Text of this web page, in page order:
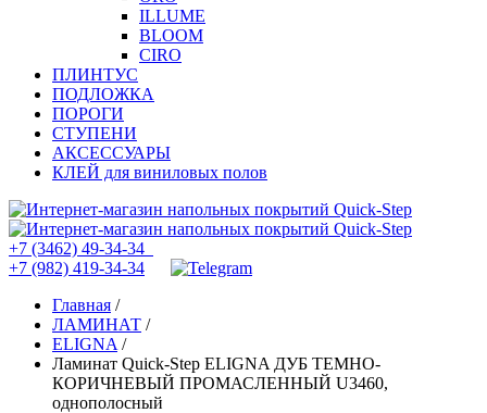
ILLUME
BLOOM
CIRO
ПЛИНТУС
ПОДЛОЖКА
ПОРОГИ
СТУПЕНИ
АКСЕССУАРЫ
КЛЕЙ для виниловых полов
+7 (3462) 49-34-34
+7 (982) 419-34-34
Главная /
ЛАМИНАТ /
ELIGNA /
Ламинат Quick-Step ELIGNA ДУБ ТЕМНО-
КОРИЧНЕВЫЙ ПРОМАСЛЕННЫЙ U3460,
однополосный